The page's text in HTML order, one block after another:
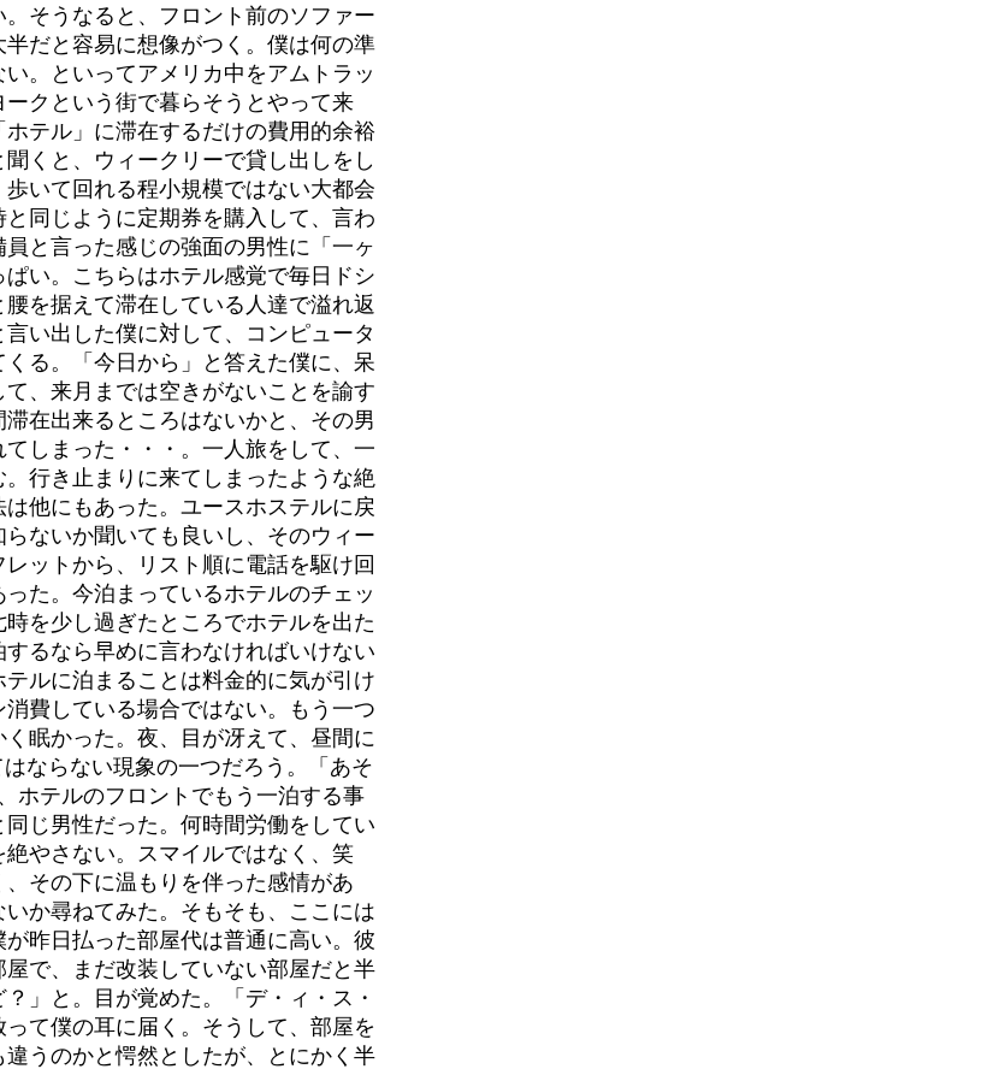
そうなると、フロント前のソファー
だと容易に想像がつく。僕は何の準
。といってアメリカ中をアムトラッ
クという街で暮らそうとやって来
テル」に滞在するだけの費用的余裕
くと、ウィークリーで貸し出しをし
いて回れる程小規模ではない大都会
同じように定期券を購入して、言わ
と言った感じの強面の男性に「一ヶ
い。こちらはホテル感覚で毎日ドシ
を据えて滞在している人達で溢れ返
い出した僕に対して、コンピュータ
る。「今日から」と答えた僕に、呆
、来月までは空きがないことを諭す
在出来るところはないかと、その男
しまった・・・。一人旅をして、一
行き止まりに来てしまったような絶
他にもあった。ユースホステルに戻
ないか聞いても良いし、そのウィー
ットから、リスト順に電話を駆け回
た。今泊まっているホテルのチェッ
を少し過ぎたところでホテルを出た
るなら早めに言わなければいけない
ルに泊まることは料金的に気が引け
費している場合ではない。もう一つ
眠かった。夜、目が冴えて、昼間に
ならない現象の一つだろう。「あそ
ホテルのフロントでもう一泊する事
じ男性だった。何時間労働をしてい
やさない。スマイルではなく、笑
その下に温もりを伴った感情があ
か尋ねてみた。そもそも、ここには
昨日払った部屋代は普通に高い。彼
で、まだ改装していない部屋だと半
」と。目が覚めた。「デ・ィ・ス・
て僕の耳に届く。そうして、部屋を
うのかと愕然としたが、とにかく半